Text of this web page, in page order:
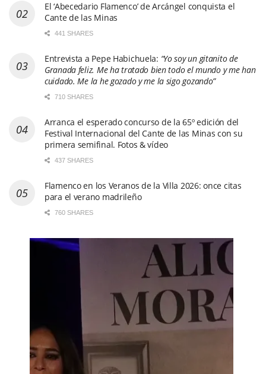
El ‘Abecedario Flamenco’ de Arcángel conquista el
Cante de las Minas
441 SHARES
Entrevista a Pepe Habichuela: “Yo soy un gitanito de
Granada feliz. Me ha tratado bien todo el mundo y me han
cuidado. Me la he gozado y me la sigo gozando”
710 SHARES
Arranca el esperado concurso de la 65º edición del
Festival Internacional del Cante de las Minas con su
primera semifinal. Fotos & vídeo
437 SHARES
Flamenco en los Veranos de la Villa 2026: once citas
para el verano madrileño
760 SHARES